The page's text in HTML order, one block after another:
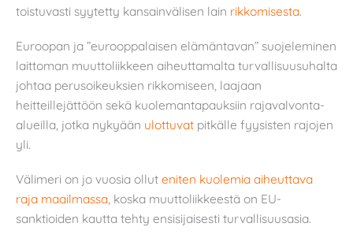
toistuvasti syytetty kansainvälisen lain rikkomisesta.
Euroopan ja ”eurooppalaisen elämäntavan” suojeleminen
laittoman muuttoliikkeen aiheuttamalta turvallisuusuhalta
johtaa perusoikeuksien rikkomiseen, laajaan
heitteillejättöön sekä kuolemantapauksiin rajavalvonta-
alueilla, jotka nykyään ulottuvat pitkälle fyysisten rajojen
yli.
Välimeri on jo vuosia ollut eniten kuolemia aiheuttava
raja maailmassa , koska muuttoliikkeestä on EU-
sanktioiden kautta tehty ensisijaisesti turvallisuusasia.